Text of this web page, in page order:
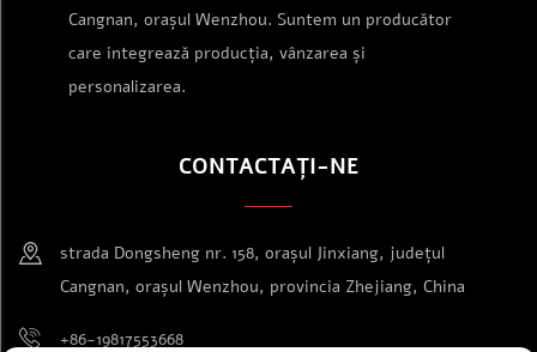
Cangnan, orașul Wenzhou. Suntem un producător
care integrează producția, vânzarea și
personalizarea.
CONTACTAȚI-NE
strada Dongsheng nr. 158, orașul Jinxiang, județul
Cangnan, orașul Wenzhou, provincia Zhejiang, China
+86-19817553668